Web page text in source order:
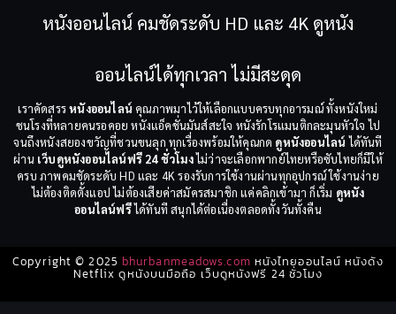
หนังออนไลน์ คมชัดระดับ HD และ 4K ดูหนัง
ออนไลน์ได้ทุกเวลา ไม่มีสะดุด
เราคัดสรรหนังออนไลน์ คุณภาพมาไว้ให้เลือกแบบครบทุกอารมณ์ ทั้งหนังใหม่
ชนโรงที่หลายคนรอคอย หนังแอ็คชั่นมันส์สะใจ หนังรักโรแมนติกละมุนหัวใจ ไป
จนถึงหนังสยองขวัญที่ชวนขนลุก ทุกเรื่องพร้อมให้คุณกด ดูหนังออนไลน์ ได้ทันที
ผ่าน เว็บดูหนังออนไลน์ฟรี 24 ชั่วโมงไม่ว่าจะเลือกพากย์ไทยหรือซับไทยก็มีให้
ครบ ภาพคมชัดระดับ HD และ 4K รองรับการใช้งานผ่านทุกอุปกรณ์ ใช้งานง่าย
ไม่ต้องติดตั้งแอป ไม่ต้องเสียค่าสมัครสมาชิก แค่คลิกเข้ามา ก็เริ่ม ดูหนัง
ออนไลน์ฟรีได้ทันที สนุกได้ต่อเนื่องตลอดทั้งวันทั้งคืน
Copyright © 2025 bhurbanmeadows.com หนังไทยออนไลน์ หนังดัง
Netflix ดูหนังบนมือถือ เว็บดูหนังฟรี 24 ชั่วโมง